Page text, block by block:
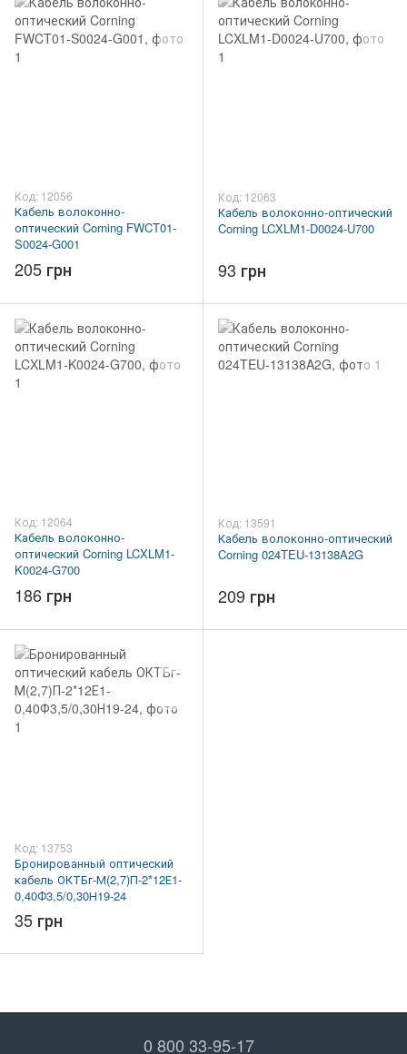
Код: 12056
Кабель волоконно-
оптический Corning FWCT01-
S0024-G001
205 грн
Код: 12063
Кабель волоконно-оптический
Corning LCXLM1-D0024-U700
93 грн
Код: 12064
Кабель волоконно-
оптический Corning LCXLM1-
K0024-G700
186 грн
Код: 13591
Кабель волоконно-оптический
Corning 024TEU-13138A2G
209 грн
Код: 13753
Бронированный оптический
кабель ОКТБг-М(2,7)П-2*12Е1-
0,40Ф3,5/0,30Н19-24
35 грн
0 800 33-95-17